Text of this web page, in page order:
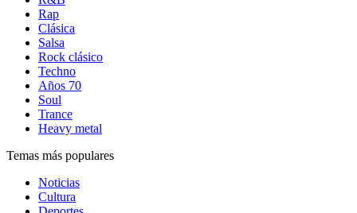
Rap
Clásica
Salsa
Rock clásico
Techno
Años 70
Soul
Trance
Heavy metal
Temas más populares
Noticias
Cultura